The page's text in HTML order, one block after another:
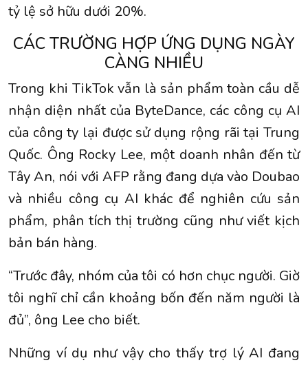
tỷ lệ sở hữu dưới 20%.
CÁC TRƯỜNG HỢP ỨNG DỤNG NGÀY
CÀNG NHIỀU
Trong khi TikTok vẫn là sản phẩm toàn cầu dễ
nhận diện nhất của ByteDance, các công cụ AI
của công ty lại được sử dụng rộng rãi tại Trung
Quốc. Ông Rocky Lee, một doanh nhân đến từ
Tây An, nói với AFP rằng đang dựa vào Doubao
và nhiều công cụ AI khác để nghiên cứu sản
phẩm, phân tích thị trường cũng như viết kịch
bản bán hàng.
“Trước đây, nhóm của tôi có hơn chục người. Giờ
tôi nghĩ chỉ cần khoảng bốn đến năm người là
đủ”, ông Lee cho biết.
Những ví dụ như vậy cho thấy trợ lý AI đang